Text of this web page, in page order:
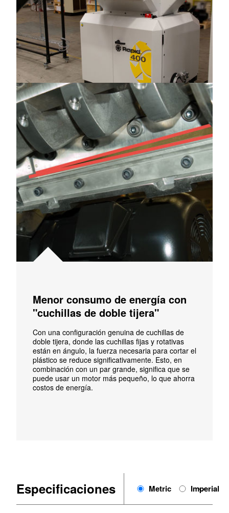
Menor consumo de energía con
"cuchillas de doble tijera"
Con una configuración genuina de cuchillas de
doble tijera, donde las cuchillas fijas y rotativas
están en ángulo, la fuerza necesaria para cortar el
plástico se reduce significativamente. Esto, en
combinación con un par grande, significa que se
puede usar un motor más pequeño, lo que ahorra
costos de energía.
Especificaciones Metric Imperial